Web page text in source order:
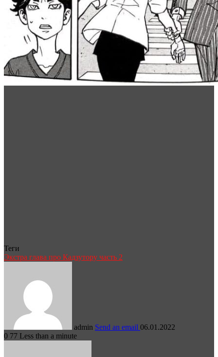
Теги
Экстра глава про Кадзутору часть 2
admin Send an email 06.01.2022
0 77 Less than a minute